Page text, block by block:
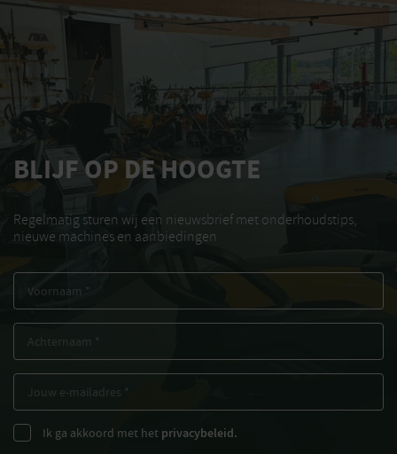
BLIJF OP DE HOOGTE
Regelmatig sturen wij een nieuwsbrief met onderhoudstips,
nieuwe machines en aanbiedingen
Ik ga akkoord met het privacybeleid.